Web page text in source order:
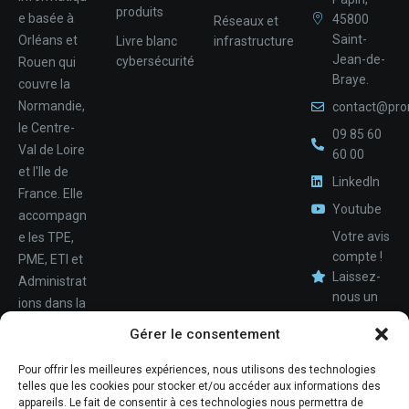
Gérer le consentement
Pour offrir les meilleures expériences, nous utilisons des technologies
telles que les cookies pour stocker et/ou accéder aux informations des
appareils. Le fait de consentir à ces technologies nous permettra de
Téléphone
e basée à
Orléans et
Rouen qui
couvre la
Normandie,
le Centre-
Val de Loire
et l'Ile de
France. Elle
accompagn
e les TPE,
PME, ETI et
Administrat
ions dans la
déploiemen
t et la
produits
Livre blanc
cybersécurité
Réseaux et
infrastructure
45800
Saint-
Jean-de-
Braye.
09 85 60
60 00
LinkedIn
Youtube
Votre avis
compte !
Laissez-
nous un